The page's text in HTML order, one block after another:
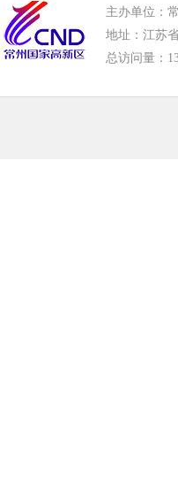
市应急管理局
主办单位：
地址：江苏
总访问量：